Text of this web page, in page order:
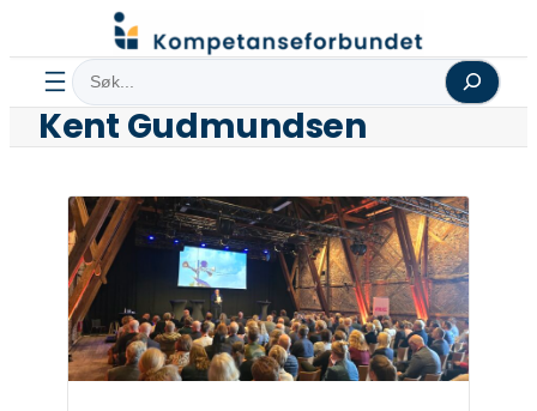
til
innhold Søk
Kent Gudmundsen